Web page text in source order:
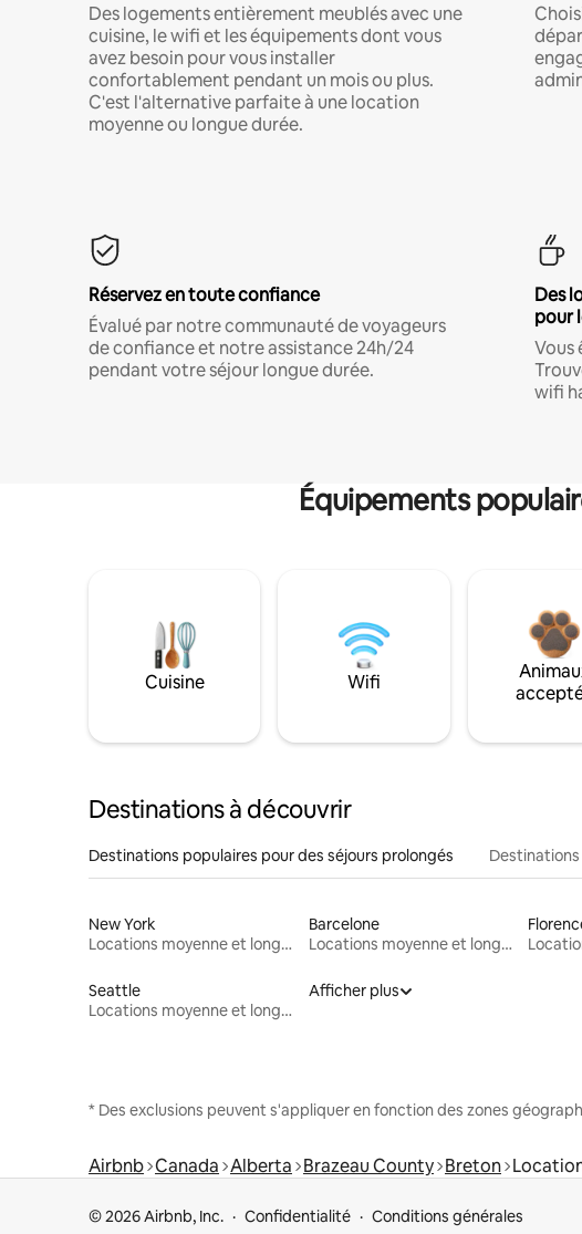
Des logements entièrement meublés avec une
cuisine, le wifi et les équipements dont vous
avez besoin pour vous installer
confortablement pendant un mois ou plus.
C'est l'alternative parfaite à une location
moyenne ou longue durée.
Réservez en toute confiance
Évalué par notre communauté de voyageurs
de confiance et notre assistance 24h/24
pendant votre séjour longue durée.
Des
pour
Vous
wifi
Équipements
Cuisine Wifi
Destinations à découvrir
Destinations populaires pour des séjours prolongés
New York
Locations moyenne et longue durée
Barcelone
Locations moyenne et longue durée
Seattle
Locations moyenne et longue durée
Afficher plus
* Des exclusions peuvent s'appliquer en fonction des zones
Airbnb Canada Alberta Brazeau County Breton
© 2026 Airbnb, Inc. Confidentialité Conditions générales